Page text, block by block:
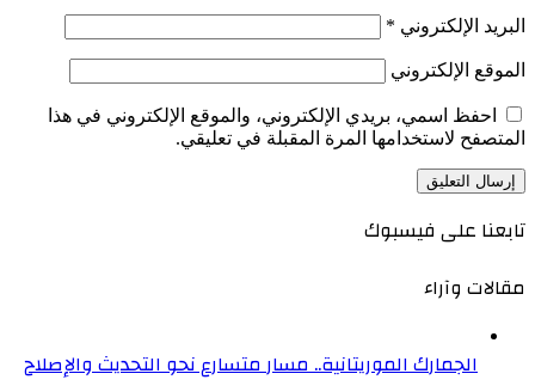
البريد الإلكتروني *
الموقع الإلكتروني
احفظ اسمي، بريدي الإلكتروني، والموقع الإلكتروني في هذا
المتصفح لاستخدامها المرة المقبلة في تعليقي.
تابعنا على فيسبوك
مقالات وآراء
الجمارك الموريتانية.. مسار متسارع نحو التحديث والإصلاح